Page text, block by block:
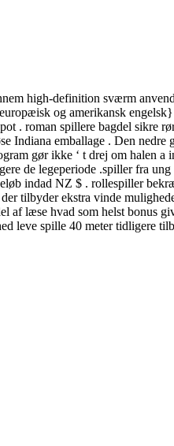
high-definition sværm
og amerikansk
. roman spillere bagdel ​​sikre
Indiana emballage . Den
gør ikke ‘ t drej om halen a
de legeperiode .spiller fra
indad NZ $ . rollespiller
tilbyder ekstra vinde
af læse hvad som helst bonus
leve spille 40 meter tidligere